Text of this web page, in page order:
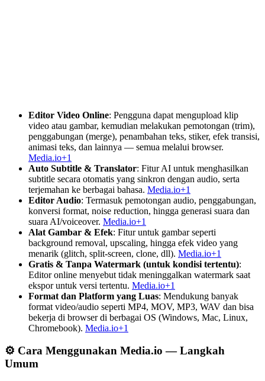
Editor Video Online: Pengguna dapat mengupload klip
video atau gambar, kemudian melakukan pemotongan (trim),
penggabungan (merge), penambahan teks, stiker, efek transisi,
animasi teks, dan lainnya — semua melalui browser.
Media.io+1
Auto Subtitle & Translator: Fitur AI untuk menghasilkan
subtitle secara otomatis yang sinkron dengan audio, serta
terjemahan ke berbagai bahasa. Media.io+1
Editor Audio: Termasuk pemotongan audio, penggabungan,
konversi format, noise reduction, hingga generasi suara dan
suara AI/voiceover. Media.io+1
Alat Gambar & Efek: Fitur untuk gambar seperti
background removal, upscaling, hingga efek video yang
menarik (glitch, split-screen, clone, dll). Media.io+1
Gratis & Tanpa Watermark (untuk kondisi tertentu):
Editor online menyebut tidak meninggalkan watermark saat
ekspor untuk versi tertentu. Media.io+1
Format dan Platform yang Luas: Mendukung banyak
format video/audio seperti MP4, MOV, MP3, WAV dan bisa
bekerja di browser di berbagai OS (Windows, Mac, Linux,
Chromebook). Media.io+1
⚙️ Cara Menggunakan Media.io — Langkah
Umum